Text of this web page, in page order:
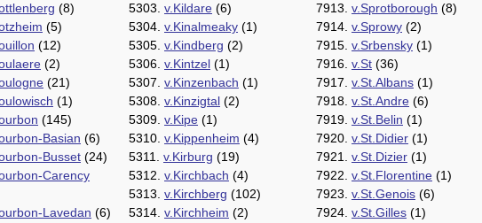
(8)
(5)
(12)
(2)
(21)
(1)
(145)
Basian (6)
Busset (24)
Carency
Lavedan (6)
5303. v.Kildare (6)
5304. v.Kinalmeaky (1)
5305. v.Kindberg (2)
5306. v.Kintzel (1)
5307. v.Kinzenbach (1)
5308. v.Kinzigtal (2)
5309. v.Kipe (1)
5310. v.Kippenheim (4)
5311. v.Kirburg (19)
5312. v.Kirchbach (4)
5313. v.Kirchberg (102)
5314. v.Kirchheim (2)
7913. v.Sprotborough (8)
7914. v.Sprowy (2)
7915. v.Srbensky (1)
7916. v.St (36)
7917. v.St.Albans (1)
7918. v.St.Andre (6)
7919. v.St.Belin (1)
7920. v.St.Didier (1)
7921. v.St.Dizier (1)
7922. v.St.Florentine (1)
7923. v.St.Genois (6)
7924. v.St.Gilles (1)